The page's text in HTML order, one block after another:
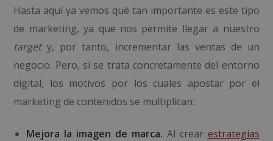
Hasta aquí ya vemos qué tan importante es este tipo
de marketing, ya que nos permite llegar a nuestro
targety, por tanto, incrementar las ventas de un
negocio. Pero, si se trata concretamente del entorno
digital, los motivos por los cuales apostar por el
marketing de contenidos se multiplican:
Mejora la imagen de marca. Al crear estrategias